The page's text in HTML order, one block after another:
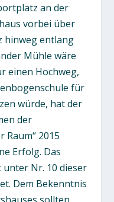
an der
vorbei über
hinweg entlang
Mühle wäre
einen Hochweg,
für
würde, hat der
der
Raum“ 2015
Erfolg. Das
Nr. 10 dieser
Dem Bekenntnis